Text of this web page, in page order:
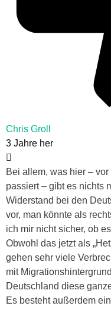
Chris Groll
3 Jahre her
Bei allem, was hier –
passiert – gibt es nichts
Widerstand bei den
vor, man könnte als
ich mir nicht sicher, ob
Obwohl das jetzt als
gehen sehr viele
mit
Deutschland diese
Es besteht außerdem